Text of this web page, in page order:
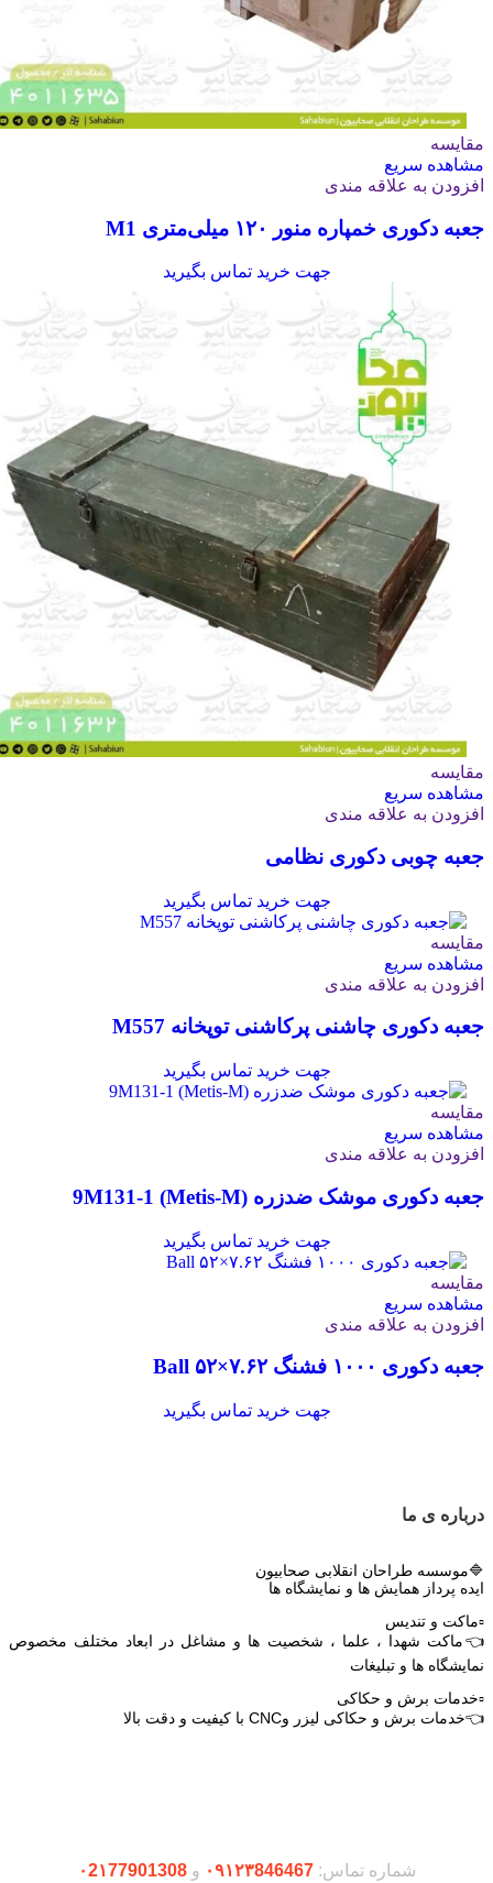
مقایسه
مشاهده سریع
افزودن به علاقه مندی
جعبه دکوری خمپاره منور ۱۲۰ میلی‌متری M1
جهت خرید تماس بگیرید
مقایسه
مشاهده سریع
افزودن به علاقه مندی
جعبه چوبی دکوری نظامی
جهت خرید تماس بگیرید
مقایسه
مشاهده سریع
افزودن به علاقه مندی
جعبه دکوری چاشنی پرکاشنی توپخانه M557
جهت خرید تماس بگیرید
مقایسه
مشاهده سریع
افزودن به علاقه مندی
جعبه دکوری موشک ضدزره 9M131-1 (Metis-M)
جهت خرید تماس بگیرید
مقایسه
مشاهده سریع
افزودن به علاقه مندی
جعبه دکوری ۱۰۰۰ فشنگ ۷.۶۲×۵۲ Ball
جهت خرید تماس بگیرید
درباره ی ما
🔷موسسه طراحان انقلابی صحابیون
ایده پرداز همایش ها و نمایشگاه ها
▫️ماکت و تندیس
👈ماکت شهدا ، علما ، شخصیت ها و مشاغل در ابعاد مختلف مخصوص
نمایشگاه ها و تبلیغات
▫️خدمات برش و حکاکی
👈خدمات برش و حکاکی لیزر وCNC با کیفیت و دقت بالا
شماره تماس:۰۹۱۲۳846467 و۰2۱77901308